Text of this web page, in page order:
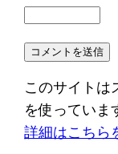
このサイトは
を使っていま
詳細はこちら